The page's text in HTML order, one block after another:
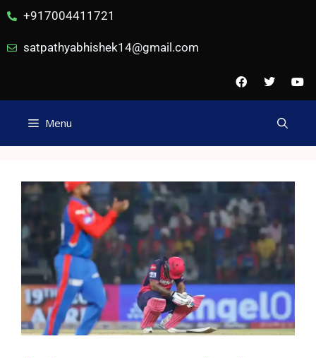
+917004411721
satpathyabhishek14@gmail.com
Menu